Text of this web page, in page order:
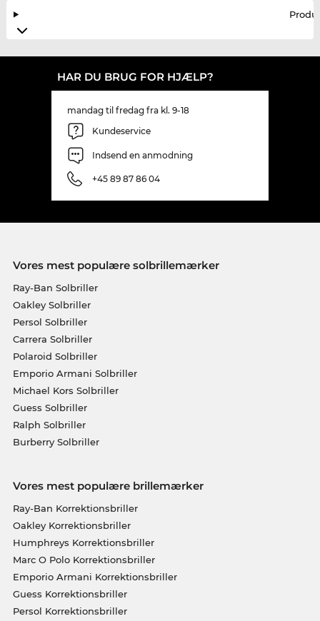
HAR DU BRUG FOR HJÆLP?
mandag til fredag fra kl. 9-18
Kundeservice
Indsend en anmodning
+45 89 87 86 04
Vores mest populære solbrillemærker
Ray-Ban Solbriller
Oakley Solbriller
Persol Solbriller
Carrera Solbriller
Polaroid Solbriller
Emporio Armani Solbriller
Michael Kors Solbriller
Guess Solbriller
Ralph Solbriller
Burberry Solbriller
Vores mest populære brillemærker
Ray-Ban Korrektionsbriller
Oakley Korrektionsbriller
Humphreys Korrektionsbriller
Marc O Polo Korrektionsbriller
Emporio Armani Korrektionsbriller
Guess Korrektionsbriller
Persol Korrektionsbriller